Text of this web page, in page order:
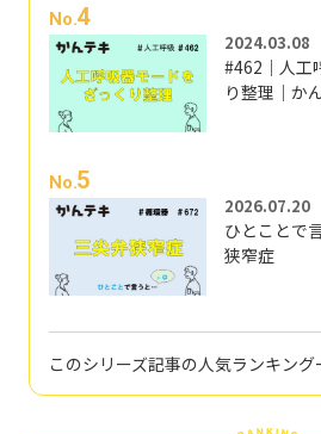
No.4
2024.03.08
#462｜人工
り整理｜か
No.5
2026.07.20
ひとことで
狭窄症
このシリーズ記事の人気ランキング